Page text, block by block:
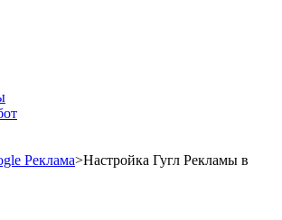
Реклама>Настройка Гугл Рекламы в